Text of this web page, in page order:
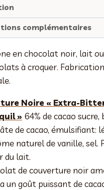
complémentaires
en chocolat noir, lait
à croquer.
Noire « Extra-
» 64% de cacao sucre,
de cacao, émulsifiant:
naturel de vanille, sel.
du lait.
de couverture noir
un goût puissant de